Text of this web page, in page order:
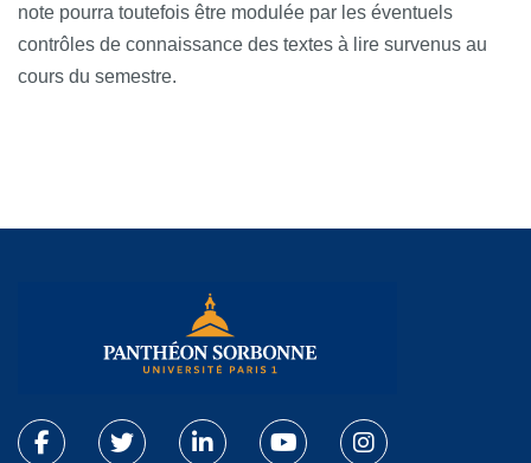
note pourra toutefois être modulée par les éventuels
contrôles de connaissance des textes à lire survenus au
cours du semestre.